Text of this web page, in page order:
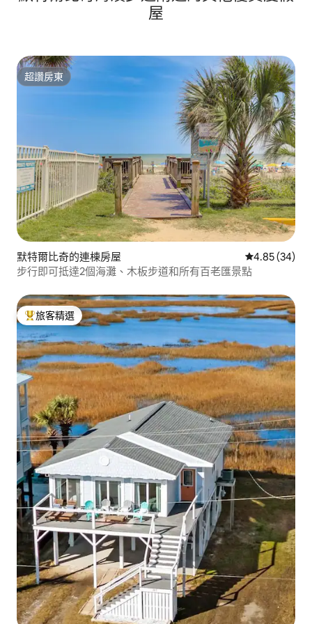
屋
超讚房東
超讚房東
默特爾比奇的連棟房屋 從 34 則評價
4.85 (34)
步行即可抵達2個海灘、木板步道和所有百老匯景點
旅客精選榜首
旅客精選